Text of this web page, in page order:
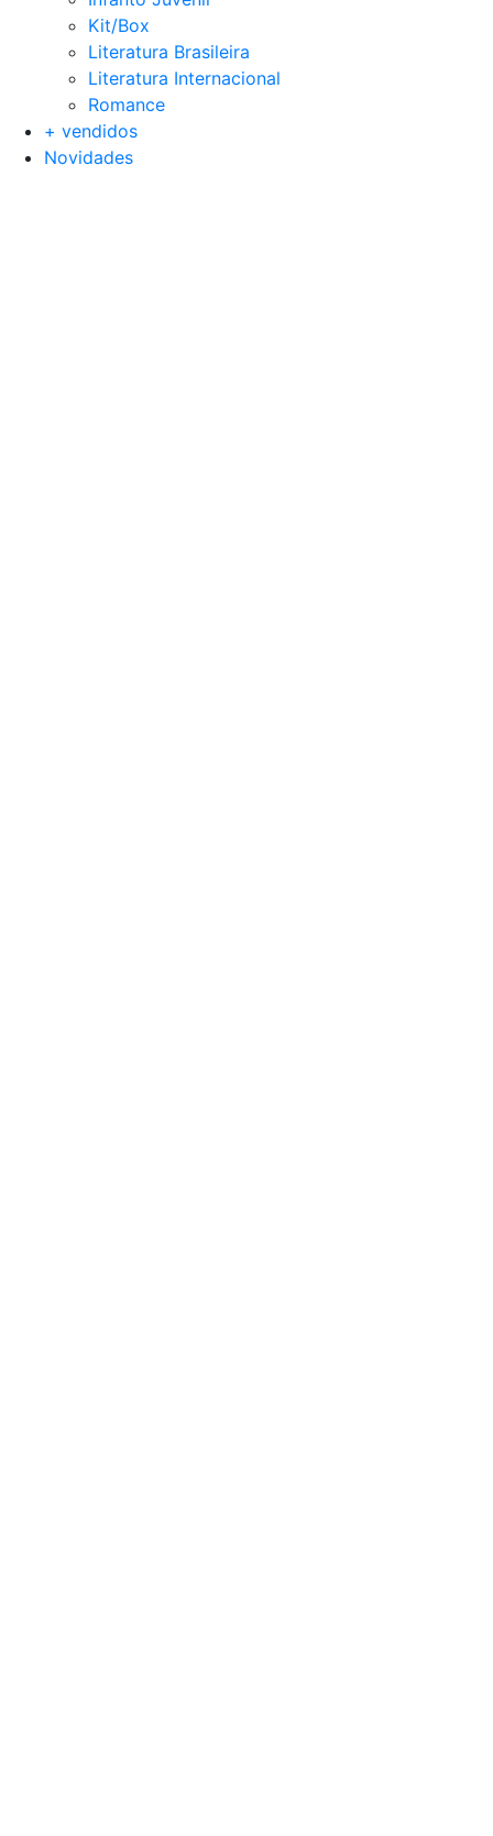
Kit/Box
Literatura Brasileira
Literatura Internacional
Romance
+ vendidos
Novidades